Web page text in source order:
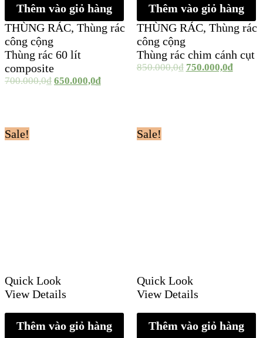
Thêm vào giỏ hàng
THÙNG RÁC, Thùng rác
công cộng
Thùng rác 60 lít
composite
700.000,0₫ 650.000,0₫
Thêm vào giỏ hàng
THÙNG RÁC, Thùng rác
công cộng
Thùng rác chim cánh cụt
850.000,0₫ 750.000,0₫
Sale!
Quick Look
View Details
Thêm vào giỏ hàng
Sale!
Quick Look
View Details
Thêm vào giỏ hàng